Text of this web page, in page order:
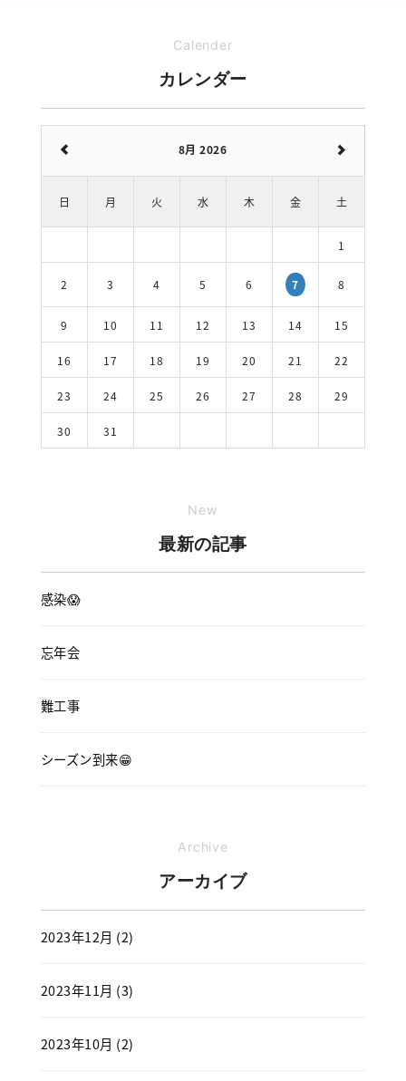
Calender
カレンダー
8月 2026
日 月 火 水 木 金 土
1
2 3 4 5 6 7 8
9 10 11 12 13 14 15
16 17 18 19 20 21 22
23 24 25 26 27 28 29
30 31
New
最新の記事
感染😱
忘年会
難工事
シーズン到来😁
Archive
アーカイブ
2023年12月 (2)
2023年11月 (3)
2023年10月 (2)